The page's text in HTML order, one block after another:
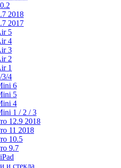
2018
2017
5
4
3
2
1
3/4
6
5
4
1 / 2 / 3
12.9 2018
11 2018
10.5
9.7
и стекла